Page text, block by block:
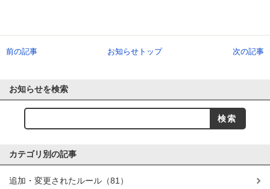
前の記事 お知らせトップ 次の記事
お知らせを検索
カテゴリ別の記事
追加・変更されたルール （81）